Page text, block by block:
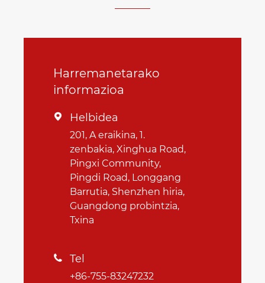
Harremanetarako
informazioa
 Helbidea
201, A eraikina, 1.
zenbakia, Xinghua Road,
Pingxi Community,
Pingdi Road, Longgang
Barrutia, Shenzhen hiria,
Guangdong probintzia,
Txina
 Tel
+86-755-83247232